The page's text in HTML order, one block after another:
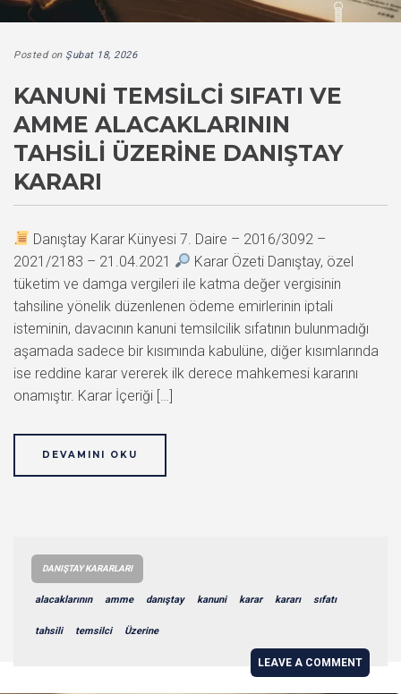
Posted on Şubat 18, 2026
KANUNI TEMSILCI SIFATI VE
AMME ALACAKLARININ
TAHSILI ÜZERINE DANIŞTAY
KARARI
Danıştay Karar Künyesi 7. Daire – 2016/3092 –
2021/2183 – 21.04.2021
Karar Özeti Danıştay, özel
tüketim ve damga vergileri ile katma değer vergisinin
tahsiline yönelik düzenlenen ödeme emirlerinin iptali
isteminin, davacının kanuni temsilcilik sıfatının bulunmadığı
aşamada sadece bir kısımında kabulüne, diğer kısımlarında
ise reddine karar vererek ilk derece mahkemesi kararını
onamıştır. Karar İçeriği […]
DEVAMINI OKU
DANIŞTAY KARARLARI
alacaklarının amme danıştay kanuni karar kararı sıfatı
tahsili temsilci Üzerine
LEAVE A COMMENT